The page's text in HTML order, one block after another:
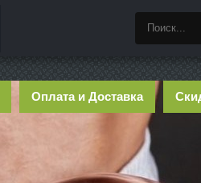
Оплата и Доставка